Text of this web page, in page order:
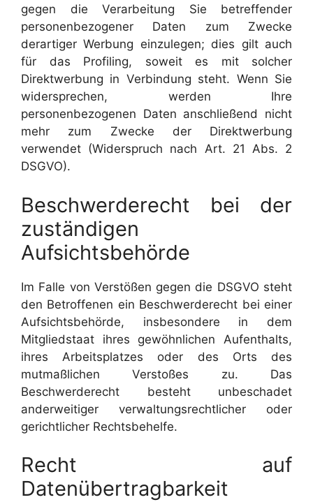
gegen die Verarbeitung Sie betreffender
personenbezogener Daten zum Zwecke
derartiger Werbung einzulegen; dies gilt auch
für das Profiling, soweit es mit solcher
Direktwerbung in Verbindung steht. Wenn Sie
widersprechen, werden Ihre
personenbezogenen Daten anschließend nicht
mehr zum Zwecke der Direktwerbung
verwendet (Widerspruch nach Art. 21 Abs. 2
DSGVO).
Beschwerderecht bei der
zuständigen
Aufsichtsbehörde
Im Falle von Verstößen gegen die DSGVO steht
den Betroffenen ein Beschwerderecht bei einer
Aufsichtsbehörde, insbesondere in dem
Mitgliedstaat ihres gewöhnlichen Aufenthalts,
ihres Arbeitsplatzes oder des Orts des
mutmaßlichen Verstoßes zu. Das
Beschwerderecht besteht unbeschadet
anderweitiger verwaltungsrechtlicher oder
gerichtlicher Rechtsbehelfe.
Recht auf
Datenübertragbarkeit